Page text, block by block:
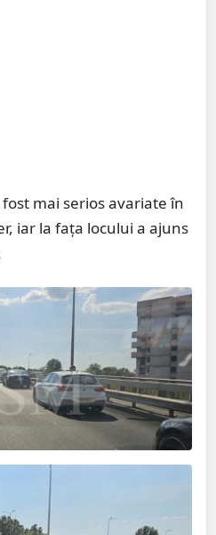
mai serios avariate în
iar la fața locului a ajuns